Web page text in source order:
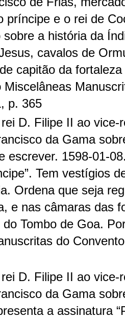
príncipe e o rei de
sobre a história da
cavalos de
capitão da
Miscelâneas
p. 365
D. Filipe II ao vice-
da Gama
escrever. 1598-01-
Tem vestígios
Ordena que seja
e nas câmaras das
Tombo de Goa.
do
D. Filipe II ao vice-
da Gama
a assinatura